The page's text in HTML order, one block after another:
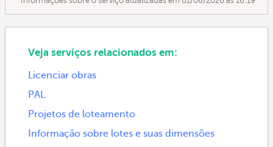
Veja serviços relacionados em:
Licenciar obras
PAL
Projetos de loteamento
Informação sobre lotes e suas dimensões